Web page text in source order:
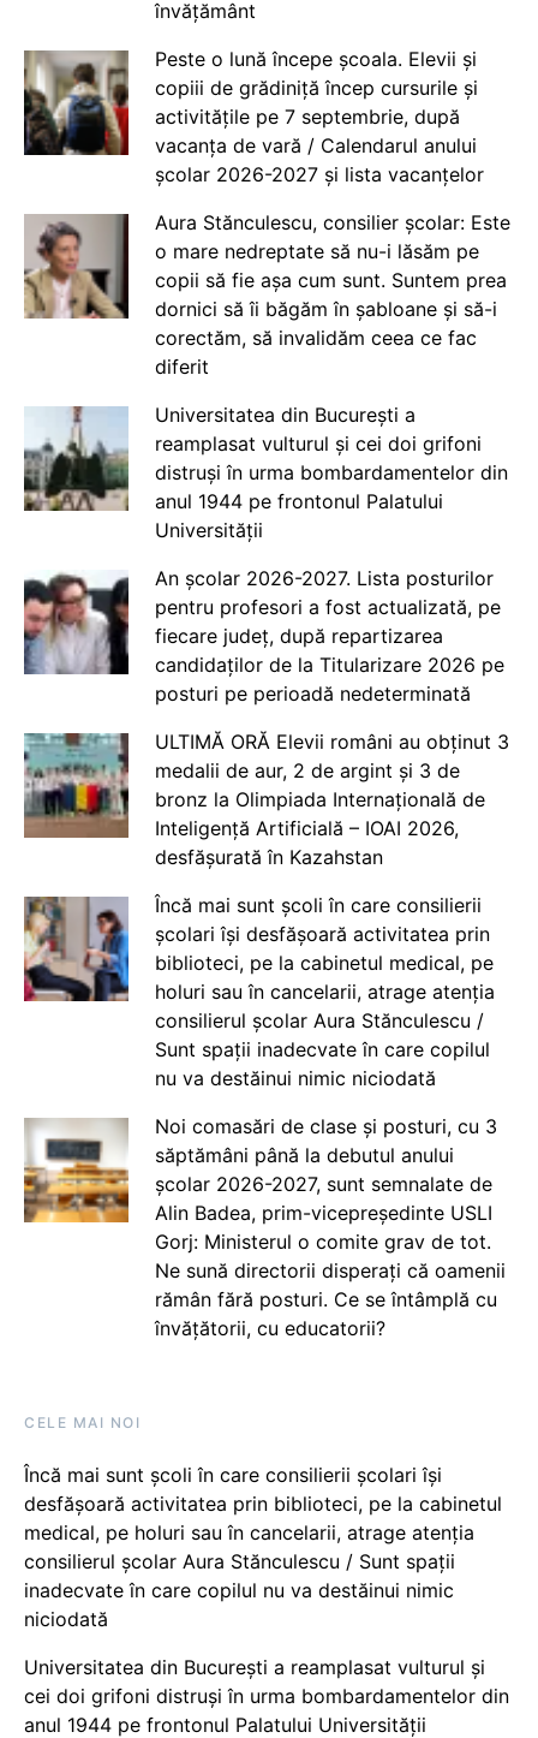
învățământ
Peste o lună începe școala. Elevii și
copiii de grădiniță încep cursurile și
activitățile pe 7 septembrie, după
vacanța de vară / Calendarul anului
școlar 2026-2027 și lista vacanțelor
Aura Stănculescu, consilier școlar: Este
o mare nedreptate să nu-i lăsăm pe
copii să fie așa cum sunt. Suntem prea
dornici să îi băgăm în șabloane și să-i
corectăm, să invalidăm ceea ce fac
diferit
Universitatea din București a
reamplasat vulturul și cei doi grifoni
distruși în urma bombardamentelor din
anul 1944 pe frontonul Palatului
Universității
An școlar 2026-2027. Lista posturilor
pentru profesori a fost actualizată, pe
fiecare județ, după repartizarea
candidaților de la Titularizare 2026 pe
posturi pe perioadă nedeterminată
ULTIMĂ ORĂ Elevii români au obținut 3
medalii de aur, 2 de argint și 3 de
bronz la Olimpiada Internațională de
Inteligență Artificială – IOAI 2026,
desfășurată în Kazahstan
Încă mai sunt școli în care consilierii
școlari își desfășoară activitatea prin
biblioteci, pe la cabinetul medical, pe
holuri sau în cancelarii, atrage atenția
consilierul școlar Aura Stănculescu /
Sunt spații inadecvate în care copilul
nu va destăinui nimic niciodată
Noi comasări de clase și posturi, cu 3
săptămâni până la debutul anului
școlar 2026-2027, sunt semnalate de
Alin Badea, prim-vicepreședinte USLI
Gorj: Ministerul o comite grav de tot.
Ne sună directorii disperați că oamenii
rămân fără posturi. Ce se întâmplă cu
învățătorii, cu educatorii?
CELE MAI NOI
Încă mai sunt școli în care consilierii școlari își
desfășoară activitatea prin biblioteci, pe la cabinetul
medical, pe holuri sau în cancelarii, atrage atenția
consilierul școlar Aura Stănculescu / Sunt spații
inadecvate în care copilul nu va destăinui nimic
niciodată
Universitatea din București a reamplasat vulturul și
cei doi grifoni distruși în urma bombardamentelor din
anul 1944 pe frontonul Palatului Universității